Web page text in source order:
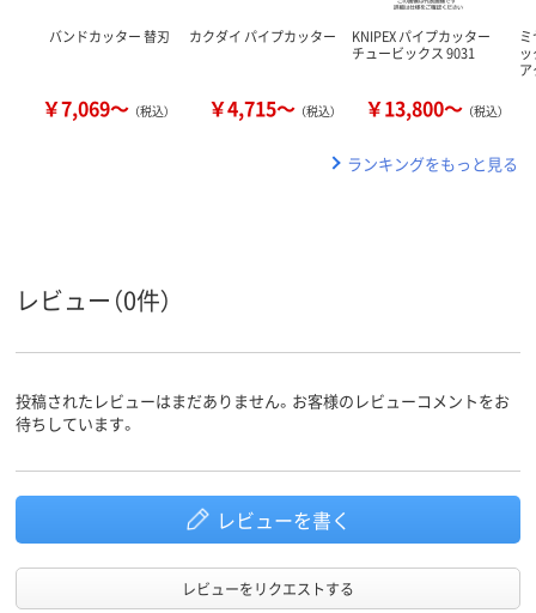
バンドカッター 替刃
￥7,069～ （税込）
カクダイ パイプカッター
￥4,715～ （税込）
KNIPEX パイプカッター
チュービックス 9031
￥13,800～ （税込）
ランキングをもっと見る
レビュー（0件）
投稿されたレビューはまだありません。お客様のレビューコメントをお
待ちしています。
レビューを書く
レビューをリクエストする